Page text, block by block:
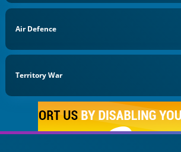
Air Defence
Territory War